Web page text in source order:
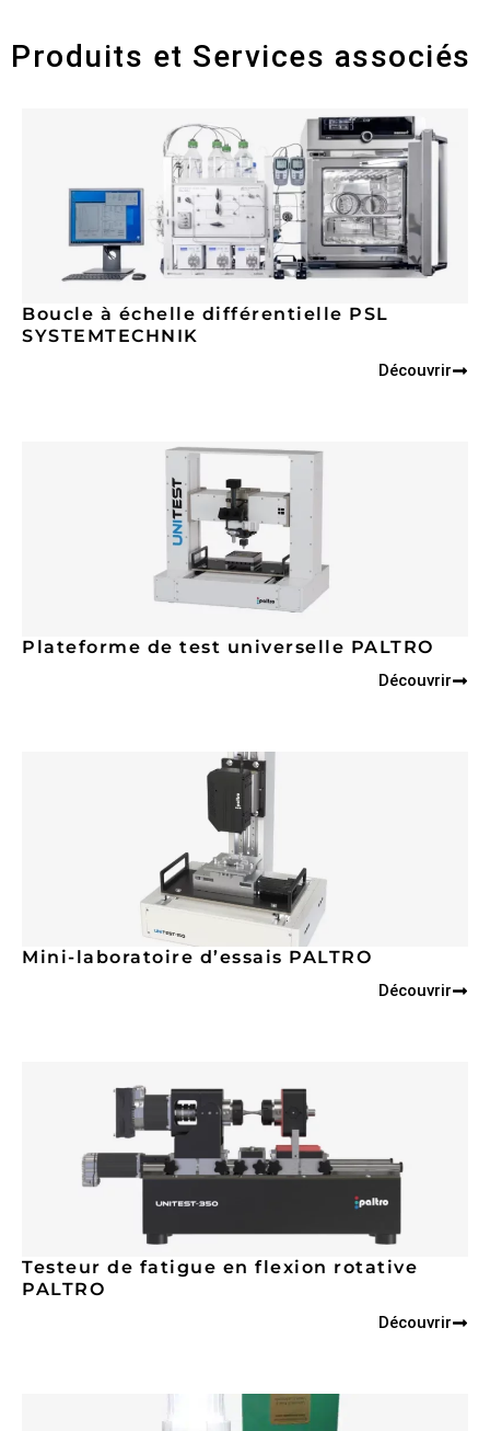
Produits et Services associés
Boucle à échelle différentielle PSL
SYSTEMTECHNIK
Découvrir
Plateforme de test universelle PALTRO
Découvrir
Mini-laboratoire d’essais PALTRO
Découvrir
Testeur de fatigue en flexion rotative
PALTRO
Découvrir